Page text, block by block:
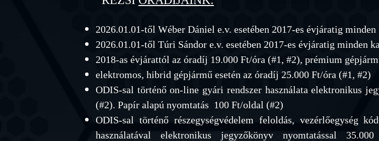
2026.01.01-től Wéber Dániel e.v. esetében 2017-es évjáratig
2026.01.01-től Túri Sándor e.v. esetében 2017-es évjáratig minden
2018-as évjárattól az óradíj 19.000 Ft/óra (#1, #2), prémium
elektromos, hibrid gépjármű esetén az óradíj 25.000 Ft/óra (#1, #2)
ODIS-sal történő on-line gyári rendszer használata elektronikus
(#2). Papír alapú nyomtatás 100 Ft/oldal (#2)
ODIS-sal történő részegységvédelem feloldás, vezérlőegység
használatával elektronikus jegyzőkönyv nyomtatással